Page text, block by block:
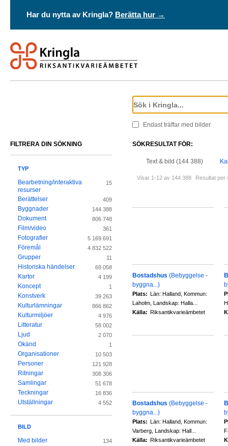
Har du nytta av Kringla? Berätta hur →
Endast träffar med bilder
SÖKRESULTAT FÖR:
Text & bild (144 388)
Visar 1-12 av 144 388 Resultat per
Bostadshus (Bebyggelse -
byggna...)
Plats: Län: Halland, Kommun:
Laholm, Landskap: Halla...
Källa: Riksantikvarieämbetet
Bostadshus (Bebyggelse -
byggna...)
Plats: Län: Halland, Kommun:
Varberg, Landskap: Hall...
Källa: Riksantikvarieämbetet
FILTRERA DIN SÖKNING
TYP
Bearbetning/interaktiva
resurser
15
Berättelser 409
Byggnader 144 388
Dokument 806 748
Film/video 361
Fotografier 5 169 691
Föremål 4 832 522
Grupper 11
Historiska händelser 69 058
Kartor 4 199
Koncept 1
Konstverk 39 263
Kulturlämningar 866 862
Kulturmiljöer 4 976
Litteratur 58 002
Ljud 2 070
Okänd 1
Organisationer 10 503
Personer 121 928
Ritningar 308 306
Samlingar 51 678
Teckningar 16 836
Utställningar 4 552
BILD
Med bilder 134